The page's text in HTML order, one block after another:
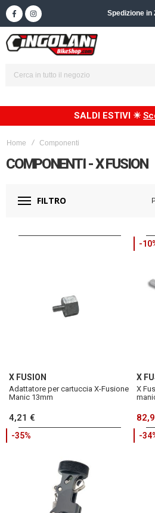
Spedizione in
SALDI ESTIVI ☀
Home Componenti
COMPONENTI - X FUSION
FILTRO
X FUSION
Adattatore per cartuccia X-Fusione
Manic 13mm
4,21 €
-
X
X
-35% -